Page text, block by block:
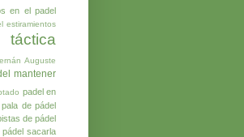
en el padel
estiramientos
Auguste
mantener
padel en
pala de pádel
de pádel
pádel sacarla